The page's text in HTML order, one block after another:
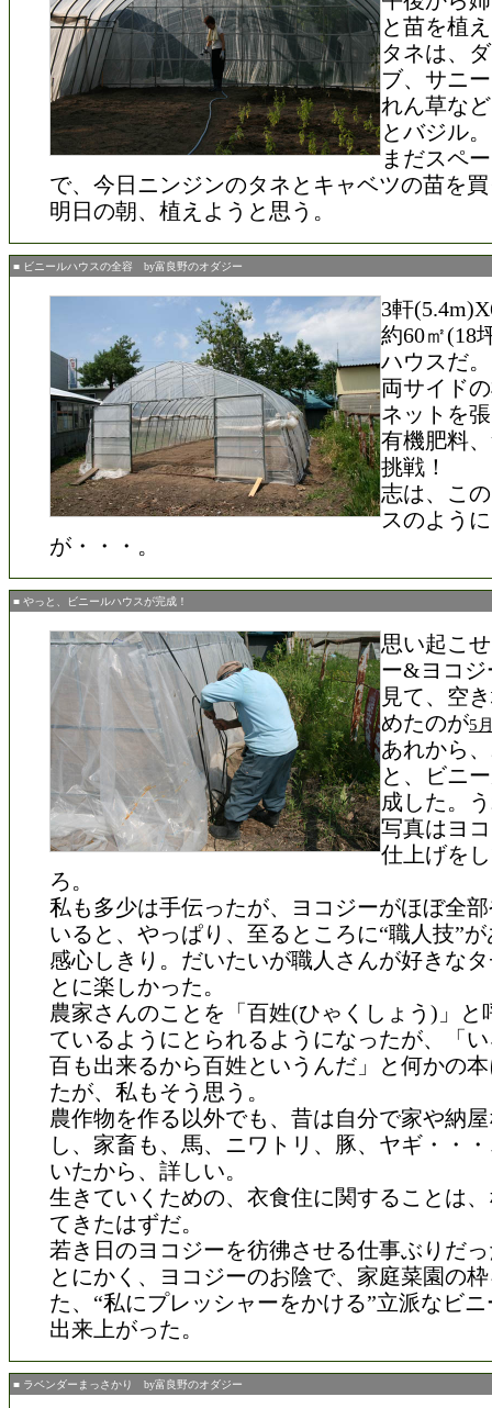
と苗を植
タネは、
ブ、サニ
れん草な
とバジル。
まだスペ
で、今日ニンジンのタネとキャベツの苗を
明日の朝、植えようと思う。
■ ビニールハウスの全容 by富良野のオダジー
3軒
約60㎡(18
ハウスだ。
両サイド
ネットを
有機肥料
挑戦！
志は、こ
スのよう
が・・・。
■ やっと、ビニールハウスが完成！
思い起こ
ー&ヨコジ
見て、空
めたのが5
あれから
と、ビニ
成した。
写真はヨ
仕上げを
ろ。
私も多少は手伝ったが、ヨコジーがほぼ全
いると、やっぱり、至るところに“職人技”
感心しきり。だいたいが職人さんが好きな
とに楽しかった。
農家さんのことを「百姓(ひゃくしょう)」と
ているようにとられるようになったが、「
百も出来るから百姓というんだ」と何かの
たが、私もそう思う。
農作物を作る以外でも、昔は自分で家や納
し、家畜も、馬、ニワトリ、豚、ヤギ・・
いたから、詳しい。
生きていくための、衣食住に関することは
てきたはずだ。
若き日のヨコジーを彷彿させる仕事ぶりだ
とにかく、ヨコジーのお陰で、家庭菜園の
た、“私にプレッシャーをかける”立派なビ
出来上がった。
■ ラベンダーまっさかり by富良野のオダジー